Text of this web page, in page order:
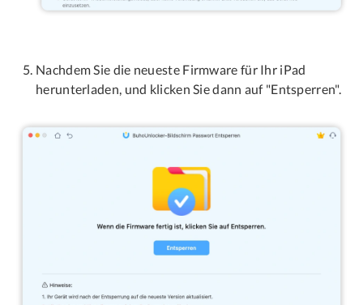
Nachdem Sie die neueste Firmware für Ihr iPad
herunterladen, und klicken Sie dann auf "Entsperren".